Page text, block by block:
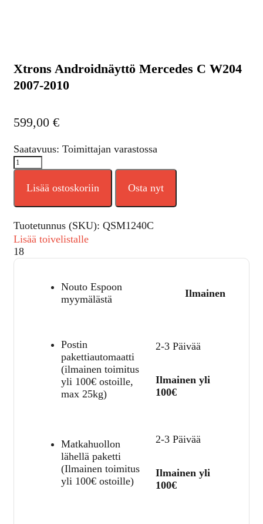
Xtrons Androidnäyttö Mercedes C W204
2007-2010
599,00 €
Saatavuus: Toimittajan varastossa
Lisää ostoskoriin Osta nyt
Tuotetunnus (SKU): QSM1240C
Lisää toivelistalle
18
Nouto Espoon
myymälästä
Ilmainen
Postin
pakettiautomaatti
(ilmainen toimitus
yli 100€ ostoille,
max 25kg)
2-3 Päivää
Ilmainen yli
100€
Matkahuollon
lähellä paketti
(Ilmainen toimitus
yli 100€ ostoille)
2-3 Päivää
Ilmainen yli
100€